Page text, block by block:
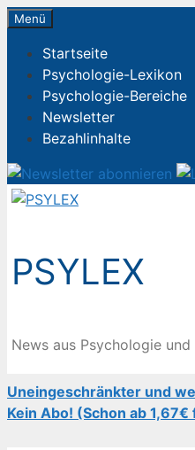
Zum
springen
Menü
Startseite
Psychologie-Lexikon
Psychologie-Bereiche
Newsletter
Bezahlinhalte
PSYLEX
News aus Psychologie
Uneingeschränkter und
Kein Abo! (Schon ab